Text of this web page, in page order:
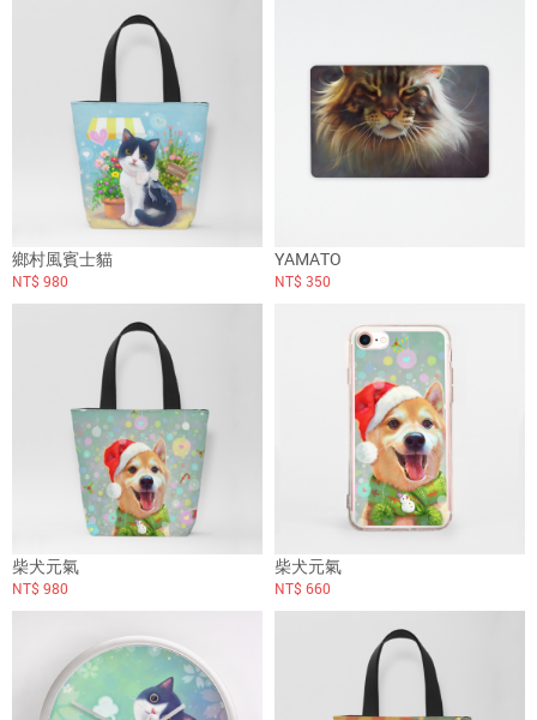
鄉村風賓士貓
NT$ 980
YAMATO
NT$ 350
柴犬元氣
NT$ 980
柴犬元氣
NT$ 660